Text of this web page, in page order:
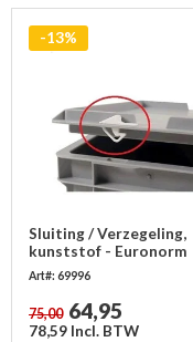
-13%
Sluiting / Verzegeling,
kunststof - Euronorm
stapelbakken - 50 stuks
Art#: 69996
75,00 64,95
78,59 Incl. BTW